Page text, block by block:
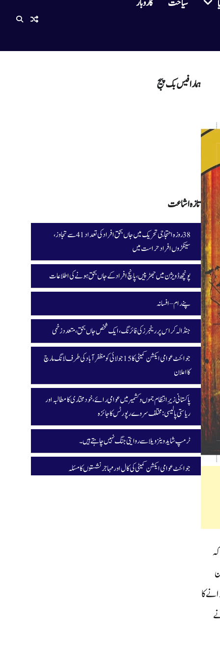
کا
ہمارا فیس بک پیج
تازہ اشاعت
38 روزہ احتجاجی تحریک میں جاں بحق افراد کی تعداد 41 سے تجاوز،
سینکڑوں افراد حراست میں
پونچھ ڈویژن میں جھڑپیں، پانچ افراد کے جاں بحق ہونے کی اطلاعات
پنے رام – افسانہ
جنڈالہ کراس پر رینجرز کی فائرنگ، ایک شخص جاں بحق، متعدد زخمی
جوائنٹ عوامی ایکشن کمیٹی کا 15 جولائی کو مظفرآباد کی طرف لانگ مارچ
کا اعلان
پاکستانی زیرِ انتظام جموں و کشمیر میں عوامی رائے، خودمختاری کا مطالبہ اور
ریاستی پالیسی: مختلف سروے رپورٹس کا جائزہ
ٹرمپ شاید وینزویلا سے روایتی جنگ نہیں چاہتے ہیں۔
جوائنٹ عوامی ایکشن کمیٹی کی کال اور مہاجر نشستوں کا مسئلہ